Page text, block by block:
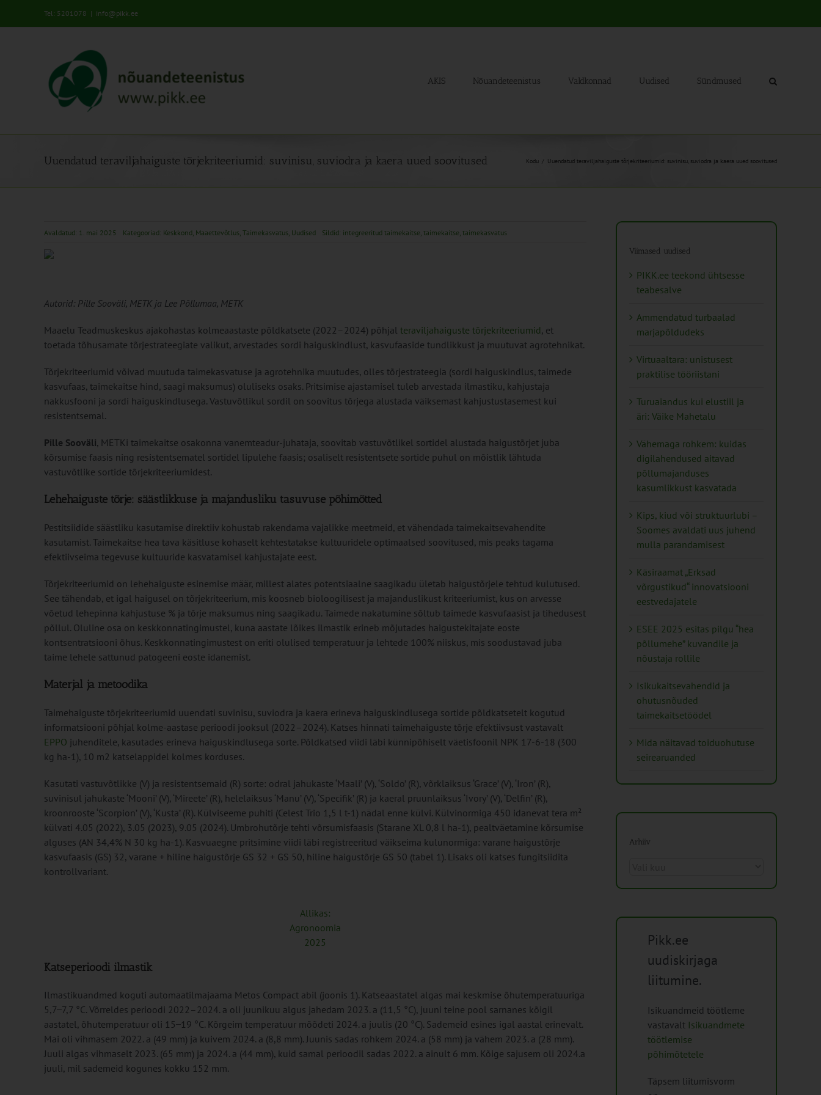
Tel: 5201078 | info@pikk.ee
AKIS Nõuandeteenistus Valdkonnad Uudised Sündmused
Uuendatud teraviljahaiguste tõrjekriteeriumid: suvinisu, suviodra ja kaera uued soovitused Kodu Uuendatud teraviljahaiguste tõrjekriteeriumid: suvinisu, suviodra ja kaera uued soovitused
Avaldatud: 1. mai 2025 Kategooriad: Keskkond, Maaettevõtlus Taimekasvatus Uudised Sildid: integreeritud taimekaitse taimekaitse taimekasvatus
Autorid: Pille Sooväli, METK ja Lee Põllumaa, METK
Maaelu Teadmuskeskus ajakohastas kolmeaastaste põldkatsete (2022–2024) põhjal teraviljahaiguste tõrjekriteeriumid, et
toetada tõhusamate tõrjestrateegiate valikut, arvestades sordi haiguskindlust, kasvufaaside tundlikkust ja muutuvat agrotehnikat.
Tõrjekriteeriumid võivad muutuda taimekasvatuse ja agrotehnika muutudes, olles tõrjestrateegia (sordi haiguskindlus, taimede
kasvufaas, taimekaitse hind, saagi maksumus) oluliseks osaks. Pritsimise ajastamisel tuleb arvestada ilmastiku, kahjustaja
nakkusfooni ja sordi haiguskindlusega. Vastuvõtlikul sordil on soovitus tõrjega alustada väiksemast kahjustustasemest kui
resistentsemal.
Pille Sooväli, METKi taimekaitse osakonna vanemteadur-juhataja, soovitab vastuvõtlikel sortidel alustada haigustõrjet juba
kõrsumise faasis ning resistentsematel sortidel lipulehe faasis; osaliselt resistentsete sortide puhul on mõistlik lähtuda
vastuvõtlike sortide tõrjekriteeriumidest.
Lehehaiguste tõrje: säästlikkuse ja majandusliku tasuvuse põhimõtted
Pestitsiidide säästliku kasutamise direktiiv kohustab rakendama vajalikke meetmeid, et vähendada taimekaitsevahendite
kasutamist. Taimekaitse hea tava käsitluse kohaselt kehtestatakse kultuuridele optimaalsed soovitused, mis peaks tagama
efektiivseima tegevuse kultuuride kasvatamisel kahjustajate eest.
Tõrjekriteeriumid on lehehaiguste esinemise määr, millest alates potentsiaalne saagikadu ületab haigustõrjele tehtud kulutused.
See tähendab, et igal haigusel on tõrjekriteerium, mis koosneb bioloogilisest ja majanduslikust kriteeriumist, kus on arvesse
võetud lehepinna kahjustuse % ja tõrje maksumus ning saagikadu. Taimede nakatumine sõltub taimede kasvufaasist ja tihedusest
põllul. Oluline osa on keskkonnatingimustel, kuna aastate lõikes ilmastik erineb mõjutades haigustekitajate eoste
kontsentratsiooni õhus. Keskkonnatingimustest on eriti olulised temperatuur ja lehtede 100% niiskus, mis soodustavad juba
taime lehele sattunud patogeeni eoste idanemist.
Materjal ja metoodika
Taimehaiguste tõrjekriteeriumid uuendati suvinisu, suviodra ja kaera erineva haiguskindlusega sortide põldkatsetelt kogutud
informatsiooni põhjal kolme-aastase perioodi jooksul (2022–2024). Katses hinnati taimehaiguste tõrje efektiivsust vastavalt
EPPO juhenditele, kasutades erineva haiguskindlusega sorte. Põldkatsed viidi läbi künnipõhiselt väetisfoonil NPK 17-6-18 (300
kg ha-1), 10 m2 katselappidel kolmes korduses.
Kasutati vastuvõtlikke (V) ja resistentsemaid (R) sorte: odral jahukaste ‘Maali’ (V), ‘Soldo’ (R), võrklaiksus ‘Grace’ (V), ‘Iron’ (R),
suvinisul jahukaste ‘Mooni’ (V), ‘Mireete’ (R), helelaiksus ‘Manu’ (V), ‘Specifik’ (R) ja kaeral pruunlaiksus ‘Ivory’ (V), ‘Delfin’ (R),
kroonrooste ‘Scorpion’ (V), ‘Kusta’ (R). Külviseeme puhiti (Celest Trio 1,5 l t-1) nädal enne külvi. Külvinormiga 450 idanevat tera m²
külvati 4.05 (2022), 3.05 (2023), 9.05 (2024). Umbrohutõrje tehti võrsumisfaasis (Starane XL 0,8 l ha-1), pealtväetamine kõrsumise
alguses (AN 34,4% N 30 kg ha-1). Kasvuaegne pritsimine viidi läbi registreeritud väikseima kulunormiga: varane haigustõrje
kasvufaasis (GS) 32, varane + hiline haigustõrje GS 32 + GS 50, hiline haigustõrje GS 50 (tabel 1). Lisaks oli katses fungitsiidita
kontrollvariant.
Allikas:
Agronoomia
2025
Katseperioodi ilmastik
Ilmastikuandmed koguti automaatilmajaama Metos Compact abil (joonis 1). Katseaastatel algas mai keskmise õhutemperatuuriga
5,7 ̶ 7,7 °C. Võrreldes perioodi 2022–2024. a oli juunikuu algus jahedam 2023. a (11,5 °C), juuni teine pool sarnanes kõigil
aastatel, õhutemperatuur oli 15 ̶ 19 °C. Kõrgeim temperatuur mõõdeti 2024. a juulis (20 °C). Sademeid esines igal aastal erinevalt.
Mai oli vihmasem 2022. a (49 mm) ja kuivem 2024. a (8,8 mm). Juunis sadas rohkem 2024. a (58 mm) ja vähem 2023. a (28 mm).
Juuli algas vihmaselt 2023. (65 mm) ja 2024. a (44 mm), kuid samal perioodil sadas 2022. a ainult 6 mm. Kõige sajusem oli 2024.a
juuli, mil sademeid kogunes kokku 152 mm.
Viimased uudised
PIKK.ee teekond ühtsesse
teabesalve
Ammendatud turbaalad
marjapõldudeks
Virtuaaltara: unistusest
praktilise tööriistani
Turuaiandus kui elustiil ja
äri: Väike Mahetalu
Vähemaga rohkem: kuidas
digilahendused aitavad
põllumajanduses
kasumlikkust kasvatada
Kips, kiud või struktuurlubi –
Soomes avaldati uus juhend
mulla parandamisest
Käsiraamat „Erksad
võrgustikud“ innovatsiooni
eestvedajatele
ESEE 2025 esitas pilgu “hea
põllumehe” kuvandile ja
nõustaja rollile
Isikukaitsevahendid ja
ohutusnõuded
taimekaitsetöödel
Mida näitavad toiduohutuse
seirearuanded
Arhiiv
Pikk.ee
uudiskirjaga
liitumine.
Isikuandmeid töötleme
vastavalt Isikuandmete
töötlemise
põhimõtetele
Täpsem liitumisvorm